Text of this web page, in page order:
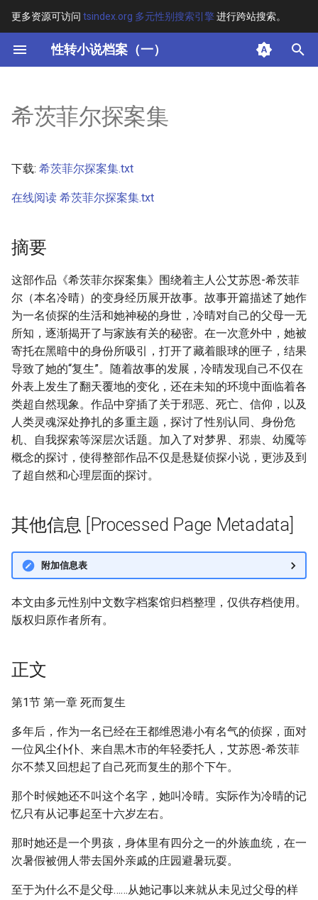
更多资源可访问 tsindex.org 多元性别搜索引擎进行跨站搜索。
性转小说档案（一）
键
开
搜
索
其他信息 [Processed Page
希茨菲尔探案集
下载: 希茨菲尔探案集.txt
在线阅读 希茨菲尔探案集.txt
摘要
这部作品《希茨菲尔探案集》围绕着主人公艾苏恩-希茨菲
尔（本名冷晴）的变身经历展开故事。故事开篇描述了她作
为一名侦探的生活和她神秘的身世，冷晴对自己的父母一无
所知，逐渐揭开了与家族有关的秘密。在一次意外中，她被
寄托在黑暗中的身份所吸引，打开了藏着眼球的匣子，结果
导致了她的“复生”。随着故事的发展，冷晴发现自己不仅在
外表上发生了翻天覆地的变化，还在未知的环境中面临着各
类超自然现象。作品中穿插了关于邪恶、死亡、信仰，以及
人类灵魂深处挣扎的多重主题，探讨了性别认同、身份危
机、自我探索等深层次话题。加入了对梦界、邪祟、幼魇等
概念的探讨，使得整部作品不仅是悬疑侦探小说，更涉及到
了超自然和心理层面的探讨。
其他信息 [Processed Page Metadata]
附加信息表
本文由多元性别中文数字档案馆归档整理，仅供存档使用。
版权归原作者所有。
正文
第1节 第一章 死而复生
多年后，作为一名已经在王都维恩港小有名气的侦探，面对
一位风尘仆仆、来自黒木市的年轻委托人，艾苏恩-希茨菲
尔不禁又回想起了自己死而复生的那个下午。
那个时候她还不叫这个名字，她叫冷晴。实际作为冷晴的记
忆只有从记事起至十六岁左右。
那时她还是一个男孩，身体里有四分之一的外族血统，在一
次暑假被佣人带去国外亲戚的庄园避暑玩耍。
至于为什么不是父母……从她记事以来就从未见过父母的样